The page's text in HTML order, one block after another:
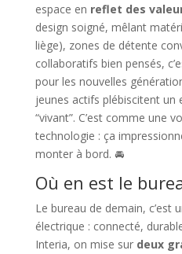
espace en reflet des
design soigné, mêlant
liège), zones de détente
collaboratifs bien pensés,
pour les nouvelles
jeunes actifs plébiscitent un
“vivant”. C’est comme une
technologie : ça
monter à bord. 🚘
Où en est le
Le bureau de demain, c’est
électrique : connecté,
Interia, on mise sur deux